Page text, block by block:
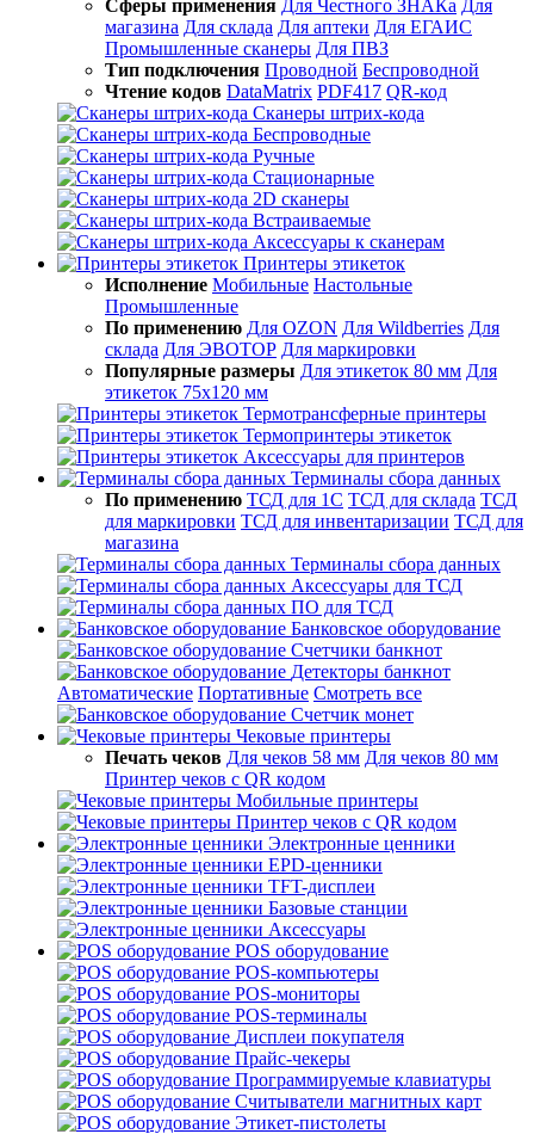
Сферы применения Для Честного ЗНАКа Для
магазина Для склада Для аптеки Для ЕГАИС
Промышленные сканеры Для ПВЗ
Тип подключения Проводной Беспроводной
Чтение кодов DataMatrix PDF417 QR-код
Сканеры штрих-кода
Беспроводные
Ручные
Стационарные
2D сканеры
Встраиваемые
Аксессуары к сканерам
Принтеры этикеток
Исполнение Мобильные Настольные
Промышленные
По применению Для OZON Для Wildberries Для
склада Для ЭВОТОР Для маркировки
Популярные размеры Для этикеток 80 мм Для
этикеток 75х120 мм
Термотрансферные принтеры
Термопринтеры этикеток
Аксессуары для принтеров
Терминалы сбора данных
По применению ТСД для 1С ТСД для склада ТСД
для маркировки ТСД для инвентаризации ТСД для
магазина
Терминалы сбора данных
Аксессуары для ТСД
ПО для ТСД
Банковское оборудование
Счетчики банкнот
Детекторы банкнот
Автоматические Портативные Смотреть все
Счетчик монет
Чековые принтеры
Печать чеков Для чеков 58 мм Для чеков 80 мм
Принтер чеков с QR кодом
Мобильные принтеры
Принтер чеков с QR кодом
Электронные ценники
EPD-ценники
TFT-дисплеи
Базовые станции
Аксессуары
POS оборудование
POS-компьютеры
POS-мониторы
POS-терминалы
Дисплеи покупателя
Прайс-чекеры
Программируемые клавиатуры
Считыватели магнитных карт
Этикет-пистолеты